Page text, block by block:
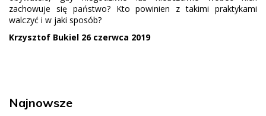
zachowuje się państwo? Kto powinien z takimi praktykami
walczyć i w jaki sposób?
Krzysztof Bukiel 26 czerwca 2019
Najnowsze